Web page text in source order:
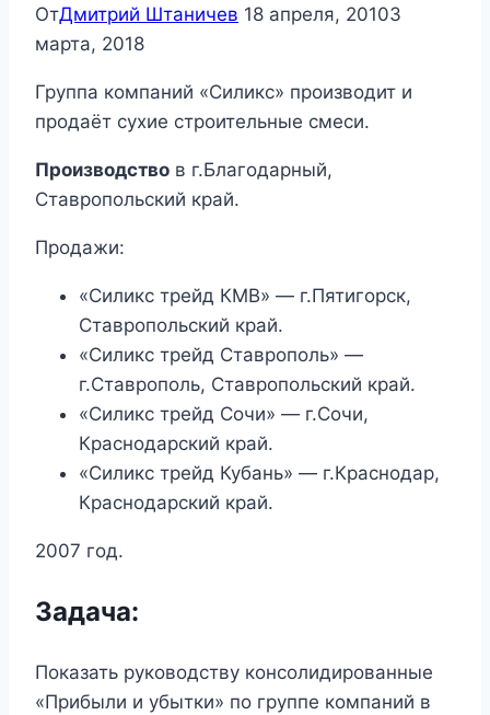
ОтДмитрий Штаничев 18 апреля, 20103
марта, 2018
Группа компаний «Силикс» производит и
продаёт сухие строительные смеси.
Производство в г.Благодарный,
Ставропольский край.
Продажи:
«Силикс трейд КМВ» — г.Пятигорск,
Ставропольский край.
«Силикс трейд Ставрополь» —
г.Ставрополь, Ставропольский край.
«Силикс трейд Сочи» — г.Сочи,
Краснодарский край.
«Силикс трейд Кубань» — г.Краснодар,
Краснодарский край.
2007 год.
Задача:
Показать руководству консолидированные
«Прибыли и убытки» по группе компаний в